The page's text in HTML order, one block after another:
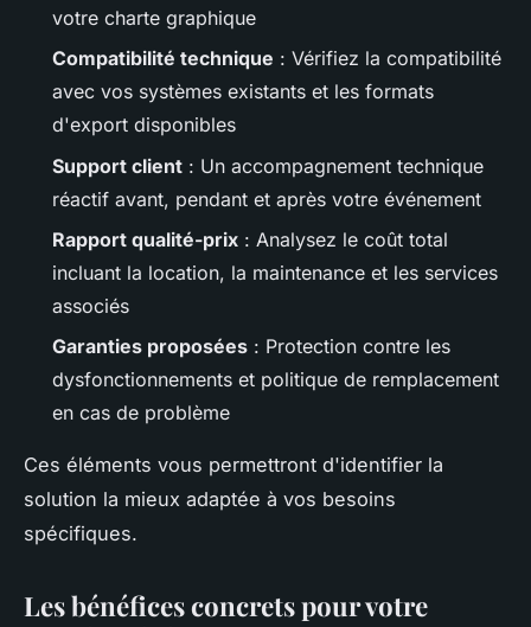
votre charte graphique
Compatibilité technique : Vérifiez la compatibilité
avec vos systèmes existants et les formats
d'export disponibles
Support client : Un accompagnement technique
réactif avant, pendant et après votre événement
Rapport qualité-prix : Analysez le coût total
incluant la location, la maintenance et les services
associés
Garanties proposées : Protection contre les
dysfonctionnements et politique de remplacement
en cas de problème
Ces éléments vous permettront d'identifier la
solution la mieux adaptée à vos besoins
spécifiques.
Les bénéfices concrets pour votre